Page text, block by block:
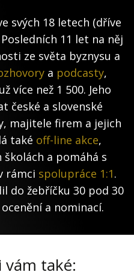
svých 18 letech (dříve
Posledních 11 let na něj
ze světa byznysu a
a podcasty,
více než 1 500. Jeho
české a slovenské
majitele firem a jejich
také off-line akce,
školách a pomáhá s
rámci spolupráce 1:1.
do žebříčku 30 pod 30
a nominací.
vám také: